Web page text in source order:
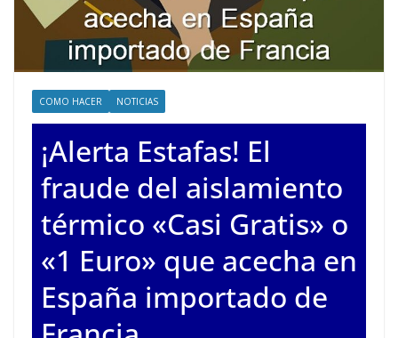
COMO HACER NOTICIAS
¡Alerta Estafas! El
fraude del aislamiento
térmico «Casi Gratis» o
«1 Euro» que acecha en
España importado de